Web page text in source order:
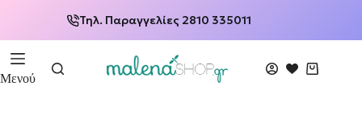
Τηλ. Παραγγελίες 2810 335011
Μενού